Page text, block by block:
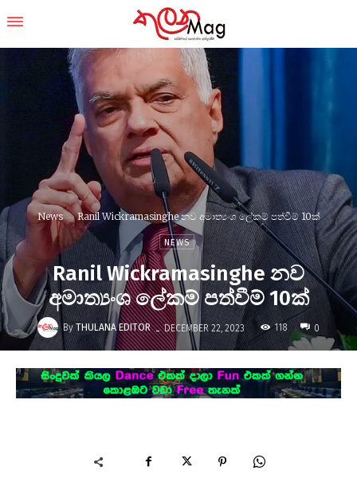
News Ranil Wickramasinghe නව අමාත්‍යංශ ලේකම් පත්වීම් 10ක්
NEWS
Ranil Wickramasinghe නව
අමාත්‍යංශ ලේකම් පත්වීම් 10ක්
By THULANA EDITOR - DECEMBER 22, 2023 118 0